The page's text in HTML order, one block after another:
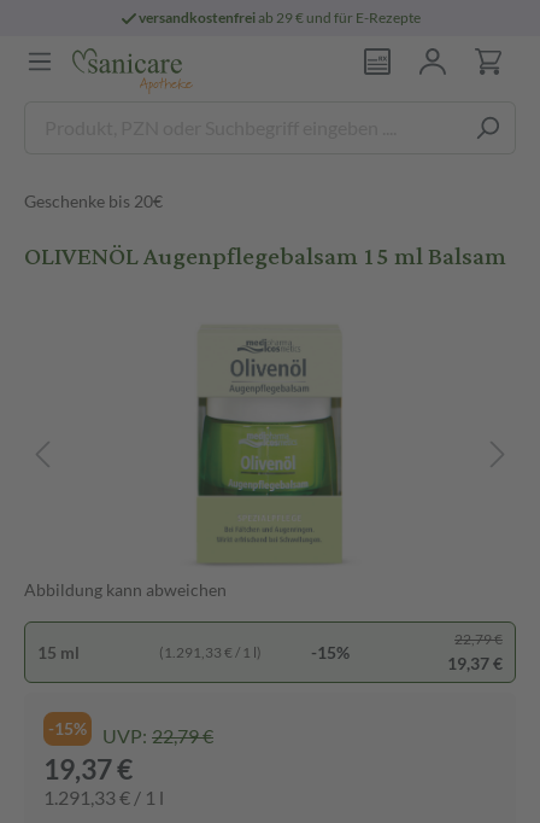
versandkostenfreiab 29 € und für E-Rezepte
Geschenke bis 20€
OLIVENÖL Augenpflegebalsam 15 ml Balsam
Abbildung kann abweichen
15 ml (1.291,33 € / 1 l) -15%
22,79 €
19,37 €
-15% UVP: 22,79 €
19,37 €
1.291,33 € / 1 l